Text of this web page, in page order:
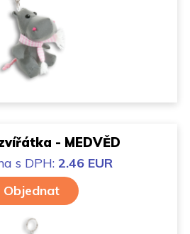
- MEDVĚD
s DPH: 2.46 EUR
Objednat